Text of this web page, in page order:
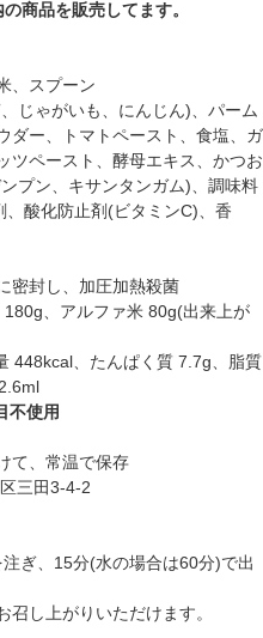
商品を販売してます。
、スプーン
じゃがいも、にんじん)、パーム
ダー、トマトペースト、食塩、ガ
ツペースト、酵母エキス、かつお
プン、キサンタンガム)、調味料
酸化防止剤(ビタミンC)、香
密封し、加圧加熱殺菌
、アルファ米 80g(出来上が
448kcal、たんぱく質 7.7g、脂質
不使用
て、常温で保存
三田3-4-2
ぎ、15分(水の場合は60分)で出
し上がりいただけます。